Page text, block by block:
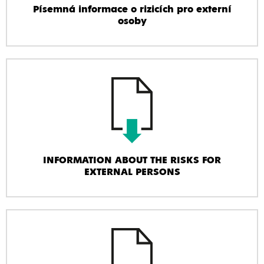
Písemná informace o rizicích pro externí
osoby
INFORMATION ABOUT THE RISKS FOR
EXTERNAL PERSONS